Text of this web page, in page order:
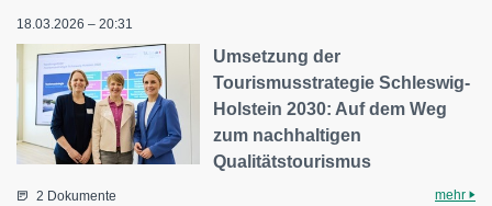
18.03.2026 – 20:31
Umsetzung der
Tourismusstrategie Schleswig-
Holstein 2030: Auf dem Weg
zum nachhaltigen
Qualitätstourismus
2 Dokumente mehr